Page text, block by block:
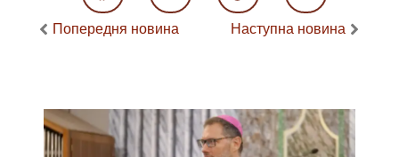
Попередня новина Наступна новина